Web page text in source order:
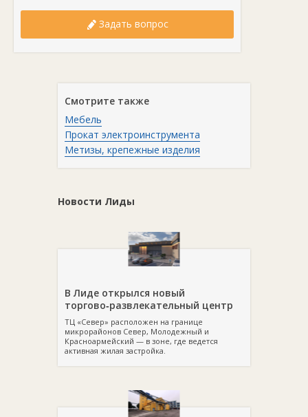
Задать вопрос
Смотрите также
Мебель
Прокат электроинструмента
Метизы, крепежные изделия
Новости Лиды
В Лиде открылся новый
торгово‑развлекательный центр
ТЦ «Север» расположен на границе
микрорайонов Север, Молодежный и
Красноармейский — в зоне, где ведется
активная жилая застройка.